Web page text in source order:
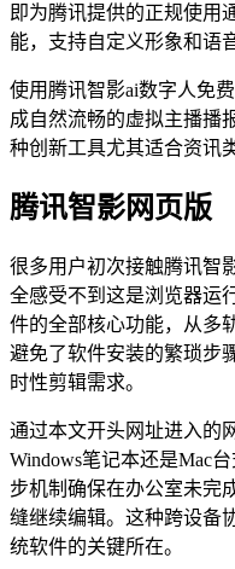
即为腾讯提供的正规使用
能，支持自定义形象和语
使用腾讯智影ai数字人免
成自然流畅的虚拟主播播
种创新工具尤其适合资讯
腾讯智影网页版
很多用户初次接触腾讯智
全感受不到这是浏览器运
件的全部核心功能，从多
避免了软件安装的繁琐步
时性剪辑需求。
通过本文开头网址进入的
Windows笔记本还是Mac
步机制确保在办公室未完
缝继续编辑。这种跨设备
统软件的关键所在。